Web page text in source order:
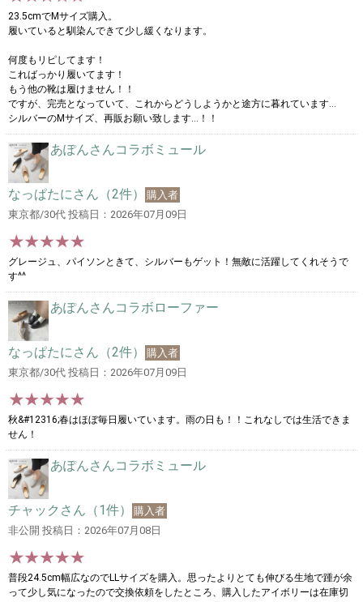
23.5cmでMサイズ購入。
履いていると馴染んできて少し緩くなります。
何度もリピしてます！
こればっかり履いてます！
もう他の靴は履けません！！
ですが、完売となっていて、これからどうしようかと途方に暮れています…
シルバーのMサイズ、再販お願い致します…！！
あぽんさんコラボミュール
なっぱたにさん（2件）
購入者
東京都/30代 投稿日：2026年07月09日
グレージュ、パイソンときて、シルバーもゲット！無敵に活躍してくれそうで
す^^
あぽんさんコラボローファー
なっぱたにさん（2件）
購入者
東京都/30代 投稿日：2026年07月09日
秋&#12316;春はほぼ毎日履いています。雨の日も！！これなしでは生活できま
せん！
あぽんさんコラボミュール
チャックさん（1件）
購入者
非公開 投稿日：2026年07月08日
普段24.5cm幅広なのでLLサイズを購入。思ったよりとても伸びる生地で踵が余
って少し気になったので交換依頼をしたところ、購入したアイボリーは在庫切